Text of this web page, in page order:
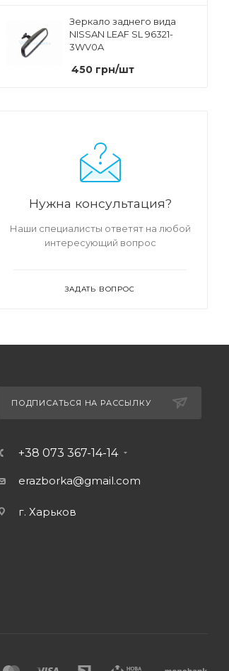
Зеркало заднего вида
NISSAN LEAF SL 96321-
3WV0A
450 грн/шт
Нужна консультация?
Наши специалисты ответят на любой
интересующий вопрос
ЗАДАТЬ ВОПРОС
ПОДПИСАТЬСЯ НА РАССЫЛКУ
+38 073 367-14-14
erazborka@gmail.com
г. Харьков